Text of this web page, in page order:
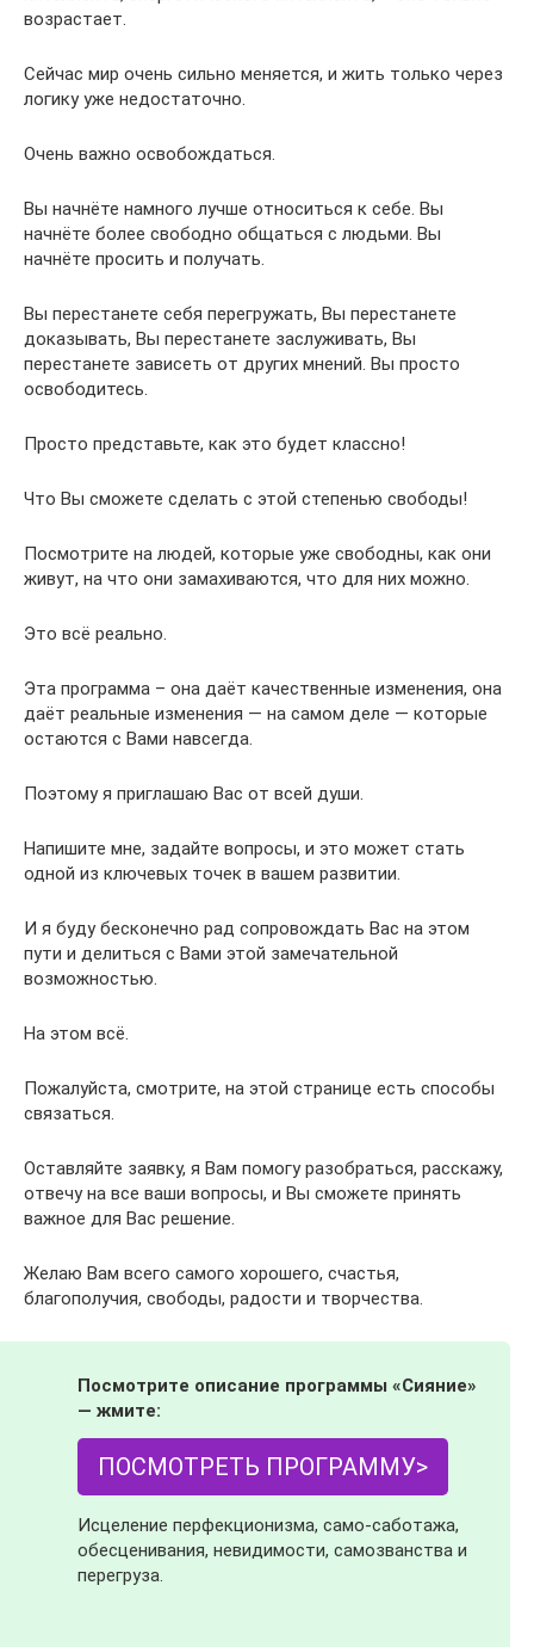
возрастает.
Сейчас мир очень сильно меняется, и жить только через
логику уже недостаточно.
Очень важно освобождаться.
Вы начнёте намного лучше относиться к себе. Вы
начнёте более свободно общаться с людьми. Вы
начнёте просить и получать.
Вы перестанете себя перегружать, Вы перестанете
доказывать, Вы перестанете заслуживать, Вы
перестанете зависеть от других мнений. Вы просто
освободитесь.
Просто представьте, как это будет классно!
Что Вы сможете сделать с этой степенью свободы!
Посмотрите на людей, которые уже свободны, как они
живут, на что они замахиваются, что для них можно.
Это всё реально.
Эта программа – она даёт качественные изменения, она
даёт реальные изменения — на самом деле — которые
остаются с Вами навсегда.
Поэтому я приглашаю Вас от всей души.
Напишите мне, задайте вопросы, и это может стать
одной из ключевых точек в вашем развитии.
И я буду бесконечно рад сопровождать Вас на этом
пути и делиться с Вами этой замечательной
возможностью.
На этом всё.
Пожалуйста, смотрите, на этой странице есть способы
связаться.
Оставляйте заявку, я Вам помогу разобраться, расскажу,
отвечу на все ваши вопросы, и Вы сможете принять
важное для Вас решение.
Желаю Вам всего самого хорошего, счастья,
благополучия, свободы, радости и творчества.
Посмотрите описание программы «Сияние»
— жмите:
ПОСМОТРЕТЬ ПРОГРАММУ>
Исцеление перфекционизма, само-саботажа,
обесценивания, невидимости, самозванства и
перегруза.